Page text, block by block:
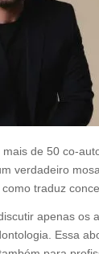
de 50 co-
verdadeiro
traduz
apenas os
Essa